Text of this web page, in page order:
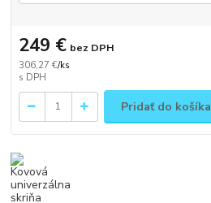
306,27 €/ks
249 € bez DPH
Pridať do košíka